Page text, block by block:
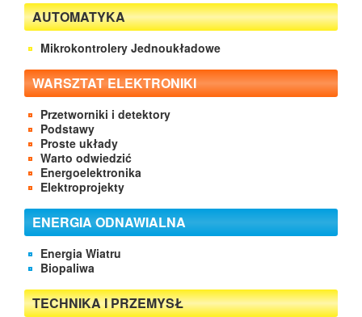
AUTOMATYKA
Mikrokontrolery Jednoukładowe
WARSZTAT ELEKTRONIKI
Przetworniki i detektory
Podstawy
Proste układy
Warto odwiedzić
Energoelektronika
Elektroprojekty
ENERGIA ODNAWIALNA
Energia Wiatru
Biopaliwa
TECHNIKA I PRZEMYSŁ